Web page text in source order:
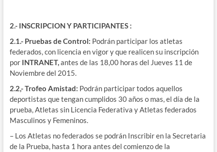
2.- INSCRIPCION Y PARTICIPANTES :
2.1.- Pruebas de Control: Podrán participar los atletas
federados, con licencia en vigor y que realicen su inscripción
por INTRANET,antes de las 18,00 horas del Jueves 11 de
Noviembre del 2015.
2.2,-Trofeo Amistad: Podrán participar todos aquellos
deportistas que tengan cumplidos 30 años o mas, el día de la
prueba, Atletas sin Licencia Federativa y Atletas federados
Masculinos y Femeninos.
– Los Atletas no federados se podrán Inscribir en la Secretaria
de la Prueba, hasta 1 hora antes del comienzo de la